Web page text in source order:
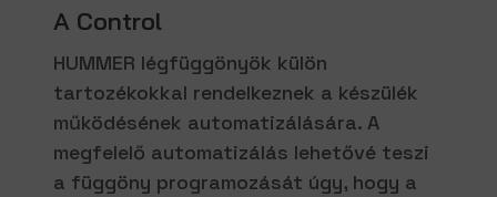
A Control
HUMMER légfüggönyök külön
tartozékokkal rendelkeznek a készülék
működésének automatizálására. A
megfelelő automatizálás lehetővé teszi
a függöny programozását úgy, hogy a